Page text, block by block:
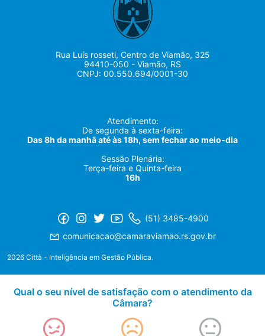
Rua Luís rosseti, Centro de Viamão, 325
94410-050 - Viamão, RS
CNPJ: 00.550.694/0001-30
Atendimento:
De segunda à sexta-feira:
Das 8h da manhã até às 18h, sem fechar ao meio-dia
Sessão Plenária:
Terça-feira e Quinta-feira
16h
(51) 3485-4900
comunicacao@camaraviamao.rs.gov.br
2026 Città - Inteligência em Gestão Pública.
Qual o seu nível de satisfação com o atendimento da
Câmara?